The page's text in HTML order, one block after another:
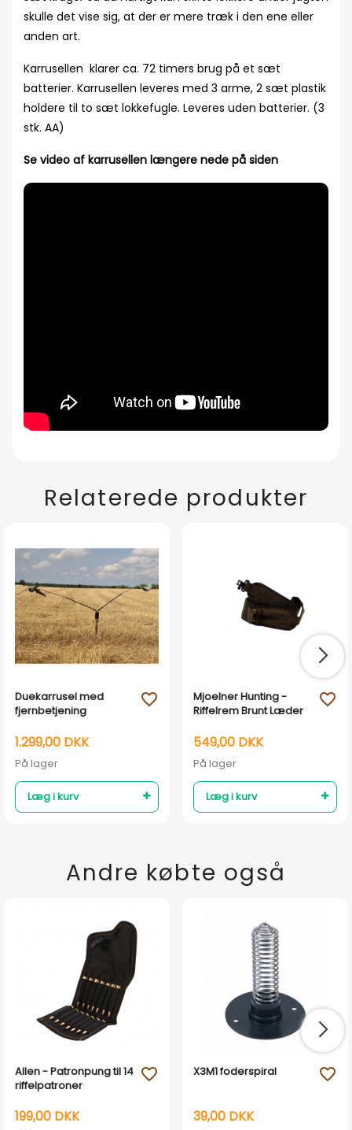
skulle det vise sig, at der er mere træk i den ene eller
anden art.
Karrusellen klarer ca. 72 timers brug på et sæt
batterier. Karrusellen leveres med 3 arme, 2 sæt plastik
holdere til to sæt lokkefugle. Leveres uden batterier. (3
stk. AA)
Se video af karrusellen længere nede på siden
Relaterede produkter
Duekarrusel med
fjernbetjening
1.299,00 DKK
På lager
Læg i kurv
favorite_outline
Mjoelner Hunting -
Riffelrem Brunt Læder
549,00 DKK
På lager
Læg i kurv
favorite_outline
Andre købte også
Allen - Patronpung til 14
riffelpatroner
199,00 DKK
favorite_outline X3M1 foderspiral
39,00 DKK
favorite_outline